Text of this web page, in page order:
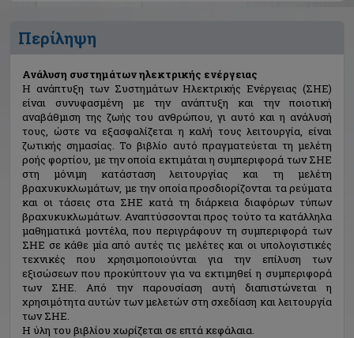
Περίληψη
Ανάλυση συστημάτων ηλεκτρικής ενέργειας
Η ανάπτυξη των Συστημάτων Ηλεκτρικής Ενέργειας (ΣΗΕ)
είναι συνυφασμένη με την ανάπτυξη και την ποιοτική
αναβάθμιση της ζωής του ανθρώπου, γι αυτό και η ανάλυσή
τους, ώστε να εξασφαλίζεται η καλή τους λειτουργία, είναι
ζωτικής σημασίας. Το βιβλίο αυτό πραγματεύεται τη μελέτη
ροής φορτίου, με την οποία εκτιμάται η συμπεριφορά των ΣΗΕ
στη μόνιμη κατάσταση λειτουργίας και τη μελέτη
βραχυκυκλωμάτων, με την οποία προσδιορίζονται τα ρεύματα
και οι τάσεις στα ΣΗΕ κατά τη διάρκεια διαφόρων τύπων
βραχυκυκλωμάτων. Αναπτύσσονται προς τούτο τα κατάλληλα
μαθηματικά μοντέλα, που περιγράφουν τη συμπεριφορά των
ΣΗΕ σε κάθε μία από αυτές τις μελέτες και οι υπολογιστικές
τεχνικές που χρησιμοποιούνται για την επίλυση των
εξισώσεων που προκύπτουν για να εκτιμηθεί η συμπεριφορά
των ΣΗΕ. Από την παρουσίαση αυτή διαπιστώνεται η
χρησιμότητα αυτών των μελετών στη σχεδίαση και λειτουργία
των ΣΗΕ.
Η ύλη του βιβλίου χωρίζεται σε επτά κεφάλαια.